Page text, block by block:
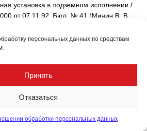
персональных данных по средствам
Принять
Отказаться
обработки персональных данных
установка в подземном исполнении /
от 07.11.92. Бюл. № 41 (Минин В. В.,
проветривание рудников с
Алыменко Н. И., Папулов Л. М.,
рудников с большим эквивалентным